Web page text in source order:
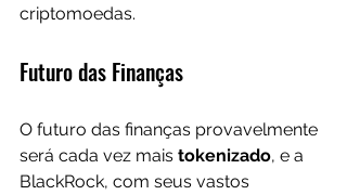
criptomoedas.
Futuro das Finanças
O futuro das finanças provavelmente
será cada vez mais tokenizado, e a
BlackRock, com seus vastos